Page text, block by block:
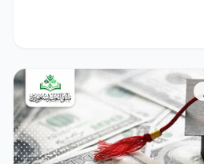
وآلية التسجيل في الجامعات...